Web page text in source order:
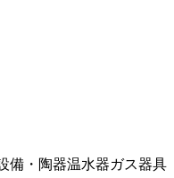
備・陶器温水器ガス器具